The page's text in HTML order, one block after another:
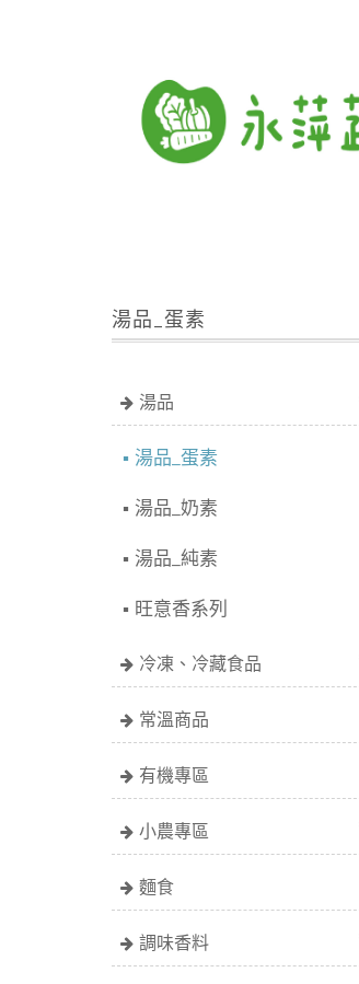
湯品_蛋素
湯品
湯品_蛋素
湯品_奶素
湯品_純素
旺意香系列
冷凍、冷藏食品
常溫商品
有機專區
小農專區
麵食
調味香料